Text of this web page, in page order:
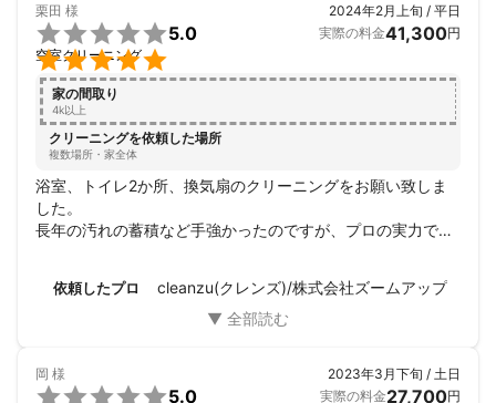
栗田 様


5.0
空室クリーニング
2024年2月上旬 / 平日
実際の料金41,300円
家の間取り
4k以上
クリーニングを依頼した場所
複数場所・家全体
浴室、トイレ2か所、換気扇のクリーニングをお願い致しま
した。
長年の汚れの蓄積など手強かったのですが、プロの実力で満
のですから、
プロに頼んだ方が絶対にお得です。
依頼したプロ cleanzu(クレンズ)/株式会社ズームアップ
岡 様
5.0
2023年3月下旬 / 土日
実際の料金27,700円